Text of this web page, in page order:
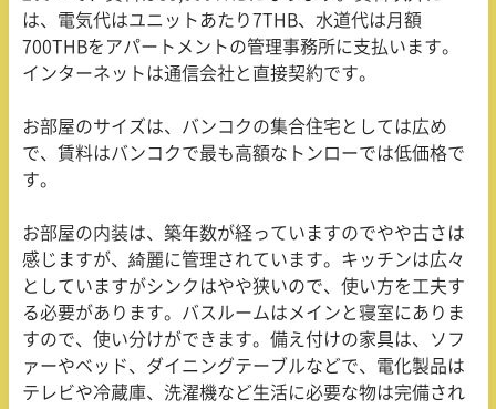
は、電気代はユニットあたり7THB、水道代は月額
700THBをアパートメントの管理事務所に支払います。
インターネットは通信会社と直接契約です。
お部屋のサイズは、バンコクの集合住宅としては広め
で、賃料はバンコクで最も高額なトンローでは低価格で
す。
お部屋の内装は、築年数が経っていますのでやや古さは
感じますが、綺麗に管理されています。キッチンは広々
としていますがシンクはやや狭いので、使い方を工夫す
る必要があります。バスルームはメインと寝室にありま
すので、使い分けができます。備え付けの家具は、ソフ
ァーやベッド、ダイニングテーブルなどで、電化製品は
テレビや冷蔵庫、洗濯機など生活に必要な物は完備され